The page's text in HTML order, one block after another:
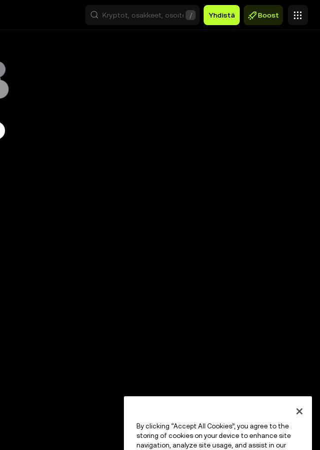
/ Yhdistä Boost
By clicking “Accept All Cookies”, you agree to the
storing of cookies on your device to enhance site
navigation, analyze site usage, and assist in our